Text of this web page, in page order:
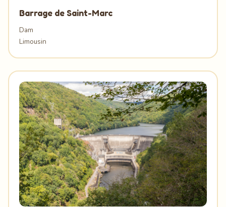
Barrage de Saint-Marc
Dam
Limousin